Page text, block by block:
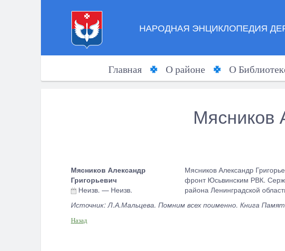
НАРОДНАЯ ЭНЦИКЛОПЕДИЯ
Главная О районе О
Мясников
Мясников Александр
Григорьевич
Неизв. — Неизв.
Мясников Александр
фронт Юсьвинским РВК.
района Ленинградской
Источник: Л.А.Мальцева. Помним всех поименно. Книга
Назад